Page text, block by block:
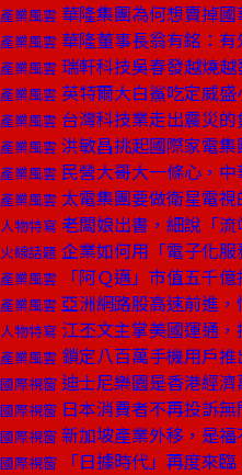
產業風雲 華隆集團為何想賣掉國
產業風雲 華隆董事長翁有銘：
產業風雲 瑞軒科技吳春發越燒越
產業風雲 英特爾大白鯊吃定威盛
產業風雲 台灣科技業走出震災
產業風雲 洪敏昌挑起國際家電集
產業風雲 民營大哥大一條心，
產業風雲 太電集團要做衛星電視
人物特寫 老闆娘出書，細說「
火線話題 企業如何用「電子化
產業風雲 「阿Ｑ邁」市值五千
產業風雲 亞洲網路股高速前進
人物特寫 江丕文主掌美國運通
產業風雲 鎖定八百萬手機用戶推
國際視窗 迪士尼樂園是香港經濟
國際視窗 日本消費者不再投訴無
國際視窗 新加坡產業外移，是福
國際視窗 「日據時代」再度來臨